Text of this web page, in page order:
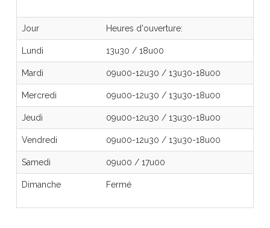
Jour Heures d'ouverture:
Lundi 13u30 /18u00
Mardi 09u00-12u30 /13u30-18u00
Mercredi 09u00-12u30 /13u30-18u00
Jeudi 09u00-12u30 /13u30-18u00
Vendredi 09u00-12u30 /13u30-18u00
Samedi 09u00 /17u00
Dimanche Fermé